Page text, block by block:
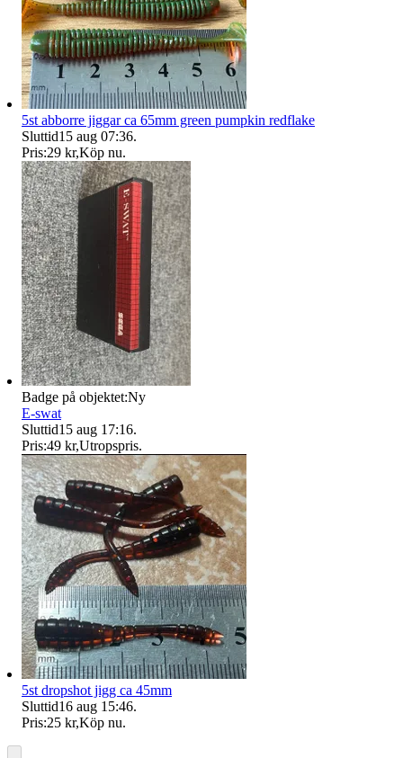
5st abborre jiggar ca 65mm green pumpkin redflake
Sluttid15 aug 07:36.
Pris:29 kr,Köp nu.
Badge på objektet:Ny
E-swat
Sluttid15 aug 17:16.
Pris:49 kr,Utropspris.
5st dropshot jigg ca 45mm
Sluttid16 aug 15:46.
Pris:25 kr,Köp nu.